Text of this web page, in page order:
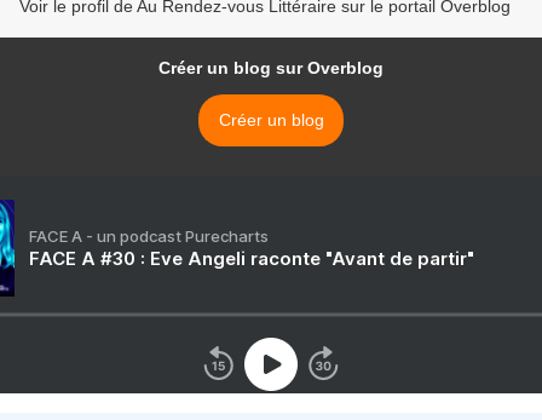
Voir le profil de Au Rendez-vous Littéraire sur le portail Overblog
Créer un blog sur Overblog
Créer un blog
FACE A - un podcast Purecharts
FACE A #30 : Eve Angeli raconte "Avant de partir"